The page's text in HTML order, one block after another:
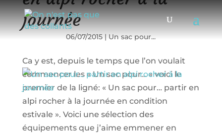
journée
06/07/2015|Un sac pour...
Ca y est, depuis le temps que l’on voulait
commencer les « Un sac pour… » voici le
premier de la ligné: « Un sac pour… partir en
alpi rocher à la journée en condition
estivale ». Voici une sélection des
équipements que j’aime emmener en